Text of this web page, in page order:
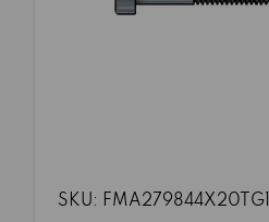
SKU: FMA279844X20TG1